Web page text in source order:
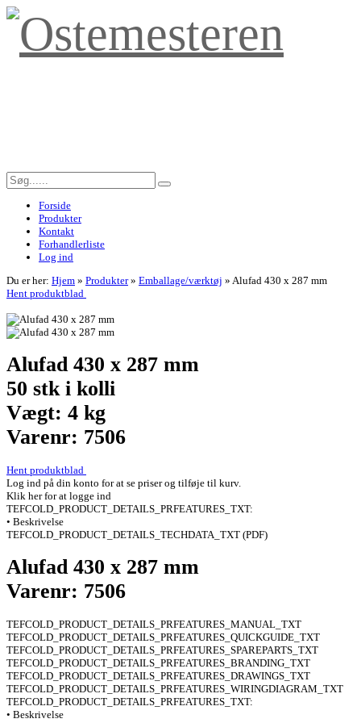
Forside
Produkter
Kontakt
Forhandlerliste
Log ind
Du er her: Hjem » Produkter» Emballage/værktøj » Alufad 430 x 287 mm
Hent produktblad
Alufad 430 x 287 mm
50 stk i kolli
Vægt: 4 kg
Varenr: 7506
Hent produktblad
Log ind på din konto for at se priser og tilføje til kurv.
Klik her for at logge ind
TEFCOLD_PRODUCT_DETAILS_PRFEATURES_TXT:
• Beskrivelse
TEFCOLD_PRODUCT_DETAILS_TECHDATA_TXT (PDF)
Alufad 430 x 287 mm
Varenr: 7506
TEFCOLD_PRODUCT_DETAILS_PRFEATURES_MANUAL_TXT
TEFCOLD_PRODUCT_DETAILS_PRFEATURES_QUICKGUIDE_TXT
TEFCOLD_PRODUCT_DETAILS_PRFEATURES_SPAREPARTS_TXT
TEFCOLD_PRODUCT_DETAILS_PRFEATURES_BRANDING_TXT
TEFCOLD_PRODUCT_DETAILS_PRFEATURES_DRAWINGS_TXT
TEFCOLD_PRODUCT_DETAILS_PRFEATURES_WIRINGDIAGRAM_TXT
TEFCOLD_PRODUCT_DETAILS_PRFEATURES_TXT:
• Beskrivelse